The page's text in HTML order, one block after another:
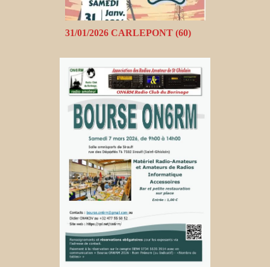
31/01/2026 CARLEPONT (60)